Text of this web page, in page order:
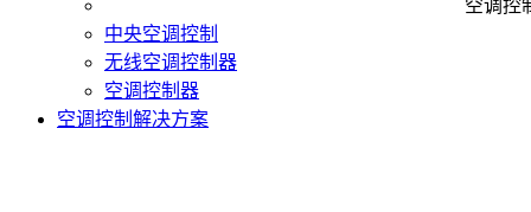
空调控
中央空调控制
无线空调控制器
空调控制器
空调控制解决方案